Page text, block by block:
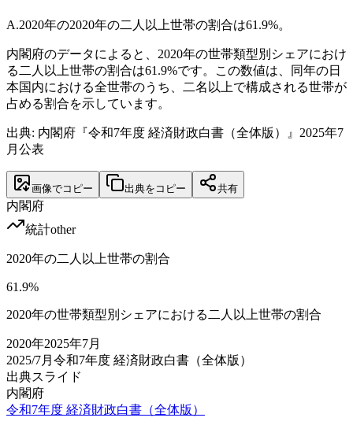
A.2020年の2020年の二人以上世帯の割合は61.9%。
内閣府のデータによると、2020年の世帯類型別シェアにおけ
る二人以上世帯の割合は61.9%です。この数値は、同年の日
本国内における全世帯のうち、二名以上で構成される世帯が
占める割合を示しています。
出典: 内閣府『令和7年度 経済財政白書（全体版）』2025年7
月公表
画像でコピー 出典をコピー 共有
内閣府
統計other
2020年の二人以上世帯の割合
61.9%
2020年の世帯類型別シェアにおける二人以上世帯の割合
2020年2025年7月
2025/7月 令和7年度 経済財政白書（全体版）
出典スライド
内閣府
令和7年度 経済財政白書（全体版）